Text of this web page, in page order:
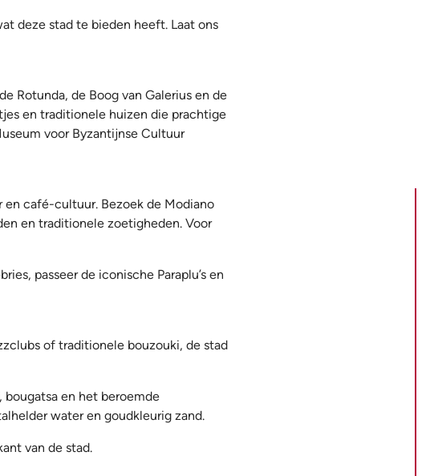
deze stad te bieden heeft. Laat ons
Rotunda, de Boog van Galerius en de
en traditionele huizen die prachtige
voor Byzantijnse Cultuur
café-cultuur. Bezoek de Modiano
en traditionele zoetigheden. Voor
passeer de iconische Paraplu’s en
of traditionele bouzouki, de stad
en het beroemde
water en goudkleurig zand.
van de stad.